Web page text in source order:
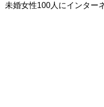
未婚女性100人にインター